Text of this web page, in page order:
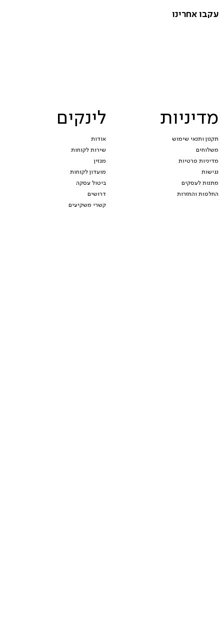
מדיניות
תקנון ותנאי שימוש
משלוחים
מדיניות פרטיות
נגישות
מתנות לעסקים
החלפות והחזרות
לינקים
אודות
שירות לקוחות
מגזין
מועדון לקוחות
ביטול עסקה
דרושים
קשרי משקיעים
עקבו אחרינו